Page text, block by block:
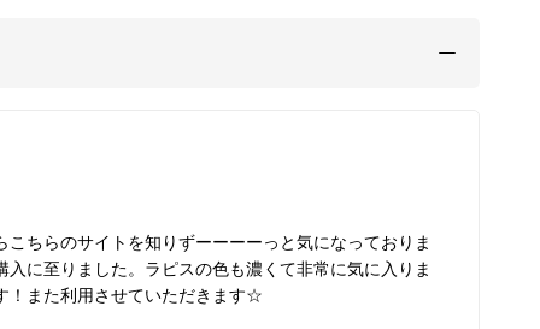
ちらのサイトを知りずーーーーっと気になっておりま
に至りました。ラピスの色も濃くて非常に気に入りま
！また利用させていただきます☆